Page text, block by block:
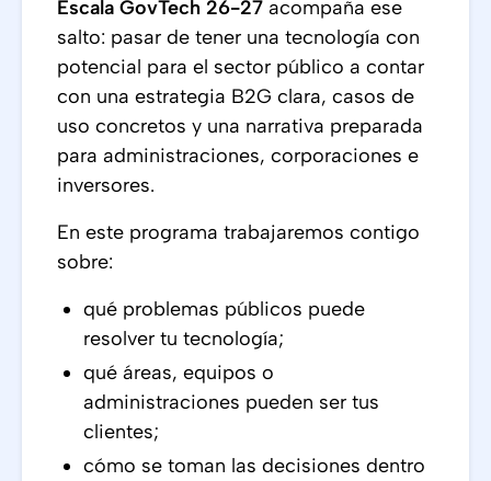
Escala GovTech 26-27 acompaña ese
salto: pasar de tener una tecnología con
potencial para el sector público a contar
con una estrategia B2G clara, casos de
uso concretos y una narrativa preparada
para administraciones, corporaciones e
inversores.
En este programa trabajaremos contigo
sobre:
qué problemas públicos puede
resolver tu tecnología;
qué áreas, equipos o
administraciones pueden ser tus
clientes;
cómo se toman las decisiones dentro